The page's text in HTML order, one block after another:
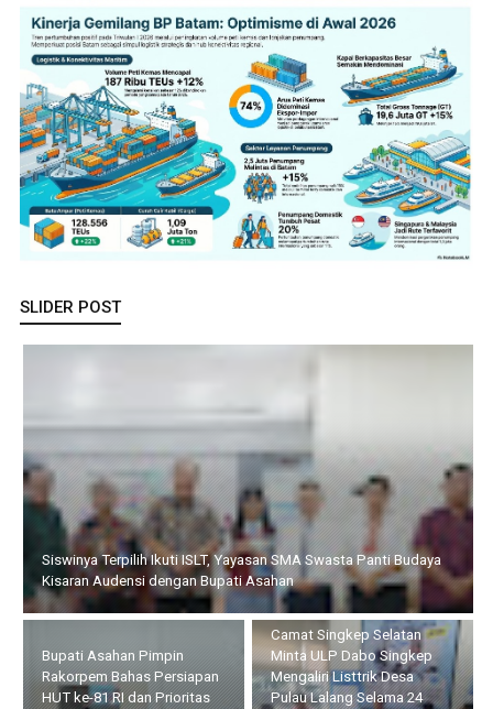
SLIDER POST
Bupati Asahan Pimpin Rakorpem Bahas Persiapan HUT ke-81 RI
dan Prioritas Program 2027
Minta ULP Dabo Singkep
Mengaliri Listtrik Desa
Pulau Lalang Selama 24
Perkuat Ketahanan Air
Baku, BP Batam Gandeng
Mc Dermott Tanam 400
Bambu Betung di